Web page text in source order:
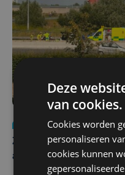
Nieuws Update
Zwaar ongeval op E403
afgesloten
Deze
van cookies.
Cookies worden
personaliseren
cookies kunnen